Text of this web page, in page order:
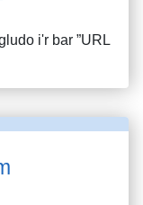
i'r bar ”URL